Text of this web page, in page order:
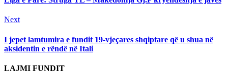
NextNext
I jepet lamtumira e fundit 19-vjeçares shqiptare që u shua në
aksidentin e rëndë në Itali
LAJMI FUNDIT